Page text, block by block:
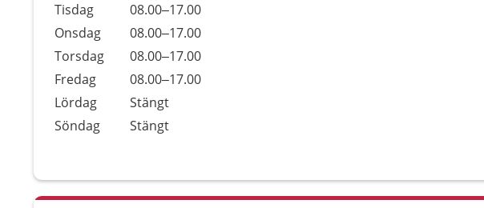
Tisdag
08.00–17.00
Onsdag
08.00–17.00
Torsdag
08.00–17.00
Fredag
08.00–17.00
Lördag
Stängt
Söndag
Stängt